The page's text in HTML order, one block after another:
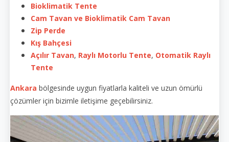
Bioklimatik Tente
Cam Tavan ve Bioklimatik Cam Tavan
Zip Perde
Kış Bahçesi
Açılır Tavan, Raylı Motorlu Tente, Otomatik Raylı
Tente
Ankara bölgesinde uygun fiyatlarla kaliteli ve uzun ömürlü
çözümler için bizimle iletişime geçebilirsiniz.